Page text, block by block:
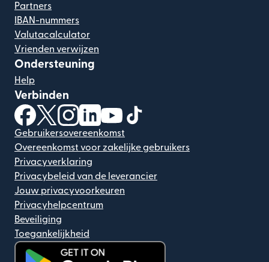
Partners
IBAN-nummers
Valutacalculator
Vrienden verwijzen
Ondersteuning
Help
Verbinden
(wordt geopend in een nieuw venster)
(wordt geopend in een nieuw venster)
(wordt geopend in een nieuw venster)
(wordt geopend in een nieuw venster)
(wordt geopend in een nieuw
Gebruikersovereenkomst
Overeenkomst voor zakelijke gebruikers
Privacyverklaring
Privacybeleid van de leverancier
Jouw privacyvoorkeuren
Privacyhelpcentrum
Beveiliging
Toegankelijkheid